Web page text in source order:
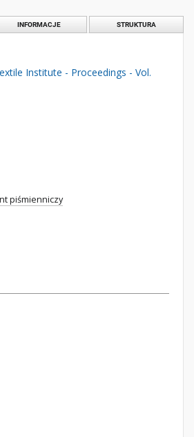
INFORMACJE STRUKTURA
Institute - Proceedings - Vol.
piśmienniczy